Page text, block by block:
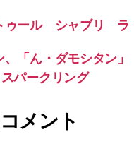
ゥール シャブリ ラ
、「ん・ダモシタン
パークリング
メント